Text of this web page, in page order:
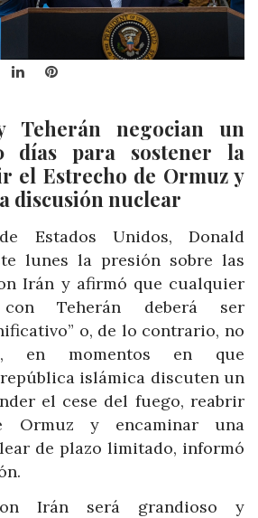
LinkedInPinterest
Teherán negocian un
días para sostener la
el Estrecho de Ormuz y
discusión nuclear
Estados Unidos, Donald
lunes la presión sobre las
Irán y afirmó que cualquier
con Teherán deberá ser
o, de lo contrario, no
en momentos en que
islámica discuten un
el cese del fuego, reabrir
Ormuz y encaminar una
de plazo limitado, informó
Irán será grandioso y